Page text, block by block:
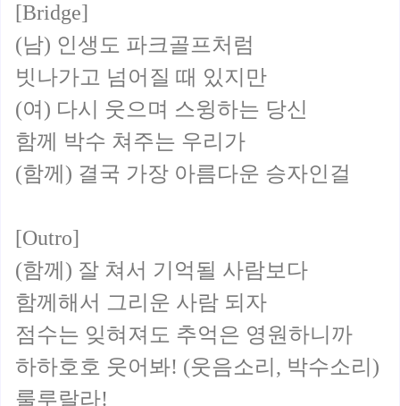
[Bridge]
(남) 인생도 파크골프처럼
빗나가고 넘어질 때 있지만
(여) 다시 웃으며 스윙하는 당신
함께 박수 쳐주는 우리가
(함께) 결국 가장 아름다운 승자인걸
[Outro]
(함께) 잘 쳐서 기억될 사람보다
함께해서 그리운 사람 되자
점수는 잊혀져도 추억은 영원하니까
하하호호 웃어봐! (웃음소리, 박수소리)
룰루랄라!